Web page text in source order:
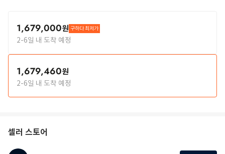
1,679,000원 구하다 최저가
2-6일 내 도착 예정
1,679,460원
2-6일 내 도착 예정
셀러 스토어